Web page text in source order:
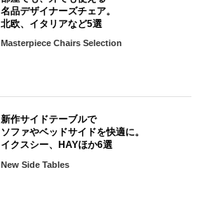
名品デザイナーズチェア。
北欧、イタリアなど5選
Masterpiece Chairs Selection
新作サイドテーブルで
ソファやベッドサイドを快適に。
イクスシー、HAYほか6選
New Side Tables